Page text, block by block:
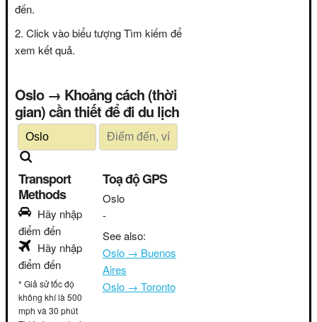
đến.
Click vào biểu tượng Tìm kiếm để
xem kết quả.
Oslo → Khoảng cách (thời
gian) cần thiết để đi du lịch
Transport
Methods
Hãy nhập
điểm đến
Hãy nhập
điểm đến
* Giả sử tốc độ
không khí là 500
mph và 30 phút
Toạ độ GPS
Oslo
-
See also:
Oslo → Buenos
Aires
Oslo → Toronto